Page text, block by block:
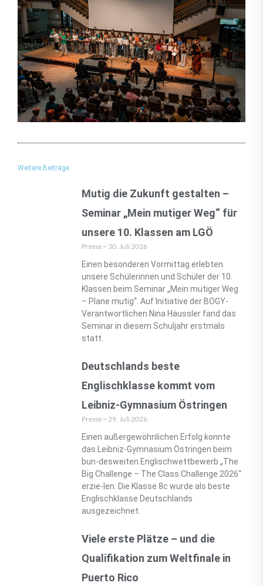
Weitere Beiträge
Mutig die Zukunft gestalten –
Seminar „Mein mutiger Weg“ für
unsere 10. Klassen am LGÖ
Presse 30. Juli 2026
Einen besonderen Vormittag erlebten
unsere Schülerinnen und Schüler der 10.
Klassen beim Seminar „Mein mutiger Weg
– Plane mutig“. Auf Initiative der BOGY-
Verantwortlichen Nina Häussler fand das
Seminar in diesem Schuljahr erstmals
statt.
Deutschlands beste
Englischklasse kommt vom
Leibniz-Gymnasium Östringen
Presse 29. Juli 2026
Einen außergewöhnlichen Erfolg konnte
das Leibniz-Gymnasium Östringen beim
bun-desweiten Englischwettbewerb „The
Big Challenge – The Class Challenge 2026“
erzie-len: Die Klasse 8c wurde als beste
Englischklasse Deutschlands
ausgezeichnet.
Viele erste Plätze – und die
Qualifikation zum Weltfinale in
Puerto Rico